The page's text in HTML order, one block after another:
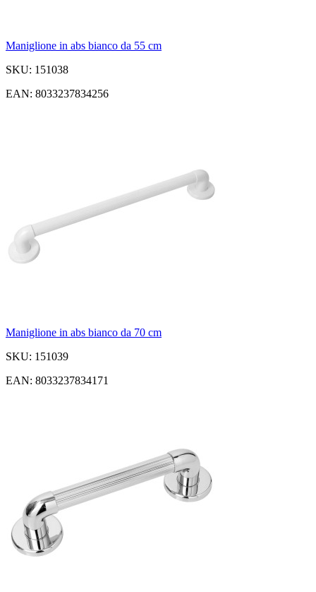
Maniglione in abs bianco da 55 cm
SKU: 151038
EAN: 8033237834256
Maniglione in abs bianco da 70 cm
SKU: 151039
EAN: 8033237834171